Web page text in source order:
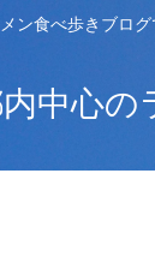
ン食べ歩きブロ
中心